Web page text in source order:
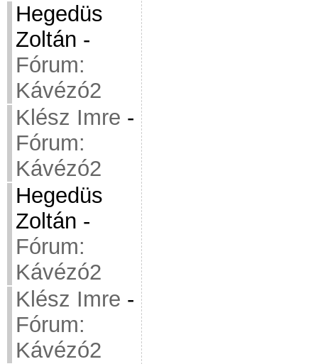
Hegedüs
Zoltán -
Fórum:
Kávézó2
Klész Imre -
Fórum:
Kávézó2
Hegedüs
Zoltán -
Fórum:
Kávézó2
Klész Imre -
Fórum:
Kávézó2